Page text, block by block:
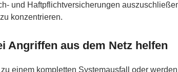
und Haftpflichtversicherungen
konzentrieren.
Angriffen aus dem Netz helfen
einem kompletten Systemausfall oder